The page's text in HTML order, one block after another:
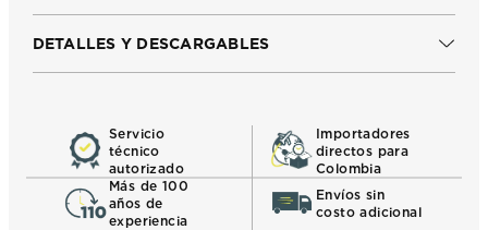
DETALLES Y DESCARGABLES
Servicio
técnico
autorizado
Importadores
directos para
Colombia
Más de 100
años de
experiencia
Envíos sin
costo adicional